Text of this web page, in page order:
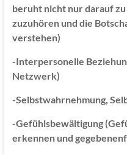
beruht nicht nur darauf
zuzuhören und die
verstehen)
-Interpersonelle
Netzwerk)
-Selbstwahrnehmung,
-Gefühlsbewältigung
erkennen und